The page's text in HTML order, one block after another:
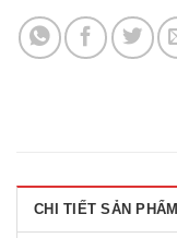
CHI TIẾT SẢN PHẨM